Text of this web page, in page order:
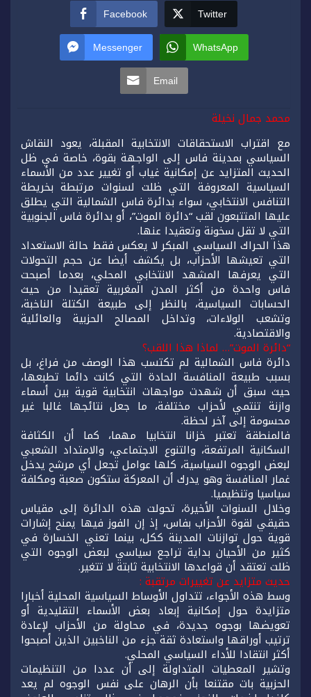
Facebook Twitter
Messenger WhatsApp
Email
محمد جمال نخيلة
مع اقتراب الاستحقاقات الانتخابية المقبلة، يعود النقاش
السياسي بمدينة فاس إلى الواجهة بقوة، خاصة في ظل
الحديث المتزايد عن إمكانية غياب أو تغيير عدد من الأسماء
السياسية المعروفة التي ظلت لسنوات مرتبطة بخريطة
التنافس الانتخابي، سواء بدائرة فاس الشمالية التي يطلق
عليها المتتبعون لقب “دائرة الموت”، أو بدائرة فاس الجنوبية
التي لا تقل سخونة وتعقيدا عنها.
هذا الحراك السياسي المبكر لا يعكس فقط حالة الاستعداد
التي تعيشها الأحزاب، بل يكشف أيضا عن حجم التحولات
التي يعرفها المشهد الانتخابي المحلي، بعدما أصبحت
فاس واحدة من أكثر المدن المغربية تعقيدا من حيث
الحسابات السياسية، بالنظر إلى طبيعة الكتلة الناخبة،
وتشعب الولاءات، وتداخل المصالح الحزبية والعائلية
والاقتصادية.
“دائرة الموت”… لماذا هذا اللقب؟
دائرة فاس الشمالية لم تكتسب هذا الوصف من فراغ، بل
بسبب طبيعة المنافسة الحادة التي كانت دائما تطبعها،
حيث سبق أن شهدت مواجهات انتخابية قوية بين أسماء
وازنة تنتمي لأحزاب مختلفة، ما جعل نتائجها غالبا غير
محسومة إلى آخر لحظة.
فالمنطقة تعتبر خزانا انتخابيا مهما، كما أن الكثافة
السكانية المرتفعة، والتنوع الاجتماعي، والامتداد الشعبي
لبعض الوجوه السياسية، كلها عوامل تجعل أي مرشح يدخل
غمار المنافسة وهو يدرك أن المعركة ستكون صعبة ومكلفة
سياسيا وتنظيميا.
وخلال السنوات الأخيرة، تحولت هذه الدائرة إلى مقياس
حقيقي لقوة الأحزاب بفاس، إذ إن الفوز فيها يمنح إشارات
قوية حول توازنات المدينة ككل، بينما تعني الخسارة في
كثير من الأحيان بداية تراجع سياسي لبعض الوجوه التي
ظلت تعتقد أن قواعدها الانتخابية ثابتة لا تتغير.
حديث متزايد عن تغييرات مرتقبة :
وسط هذه الأجواء، تتداول الأوساط السياسية المحلية أخبارا
متزايدة حول إمكانية إبعاد بعض الأسماء التقليدية أو
تعويضها بوجوه جديدة، في محاولة من الأحزاب لإعادة
ترتيب أوراقها واستعادة ثقة جزء من الناخبين الذين أصبحوا
أكثر انتقادا للأداء السياسي المحلي.
وتشير المعطيات المتداولة إلى أن عددا من التنظيمات
الحزبية بات مقتنعا بأن الرهان على نفس الوجوه لم يعد